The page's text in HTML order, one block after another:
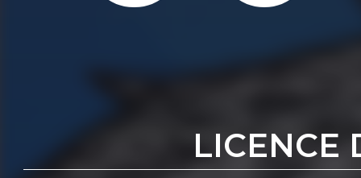
LICENCE